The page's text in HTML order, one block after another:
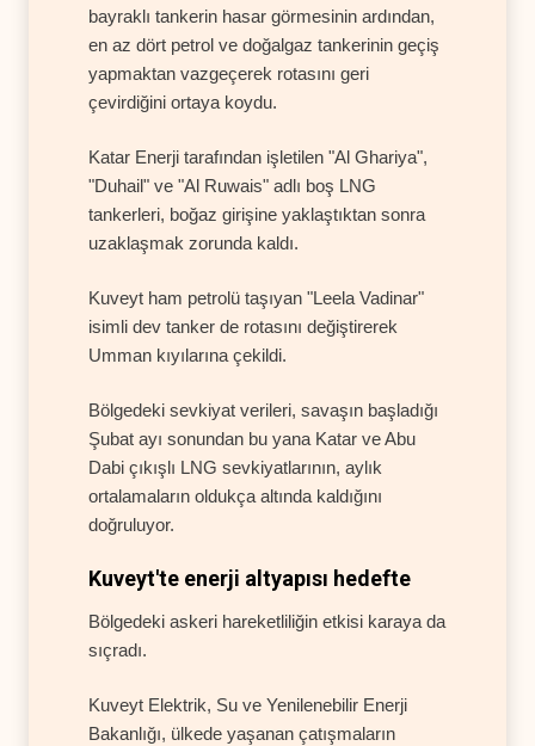
bayraklı tankerin hasar görmesinin ardından,
en az dört petrol ve doğalgaz tankerinin geçiş
yapmaktan vazgeçerek rotasını geri
çevirdiğini ortaya koydu.
Katar Enerji tarafından işletilen "Al Ghariya",
"Duhail" ve "Al Ruwais" adlı boş LNG
tankerleri, boğaz girişine yaklaştıktan sonra
uzaklaşmak zorunda kaldı.
Kuveyt ham petrolü taşıyan "Leela Vadinar"
isimli dev tanker de rotasını değiştirerek
Umman kıyılarına çekildi.
Bölgedeki sevkiyat verileri, savaşın başladığı
Şubat ayı sonundan bu yana Katar ve Abu
Dabi çıkışlı LNG sevkiyatlarının, aylık
ortalamaların oldukça altında kaldığını
doğruluyor.
Kuveyt'te enerji altyapısı hedefte
Bölgedeki askeri hareketliliğin etkisi karaya da
sıçradı.
Kuveyt Elektrik, Su ve Yenilenebilir Enerji
Bakanlığı, ülkede yaşanan çatışmaların